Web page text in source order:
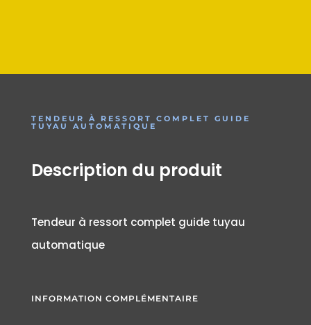
TENDEUR À RESSORT COMPLET GUIDE
TUYAU AUTOMATIQUE
Description du produit
Tendeur à ressort complet guide tuyau
automatique
INFORMATION COMPLÉMENTAIRE